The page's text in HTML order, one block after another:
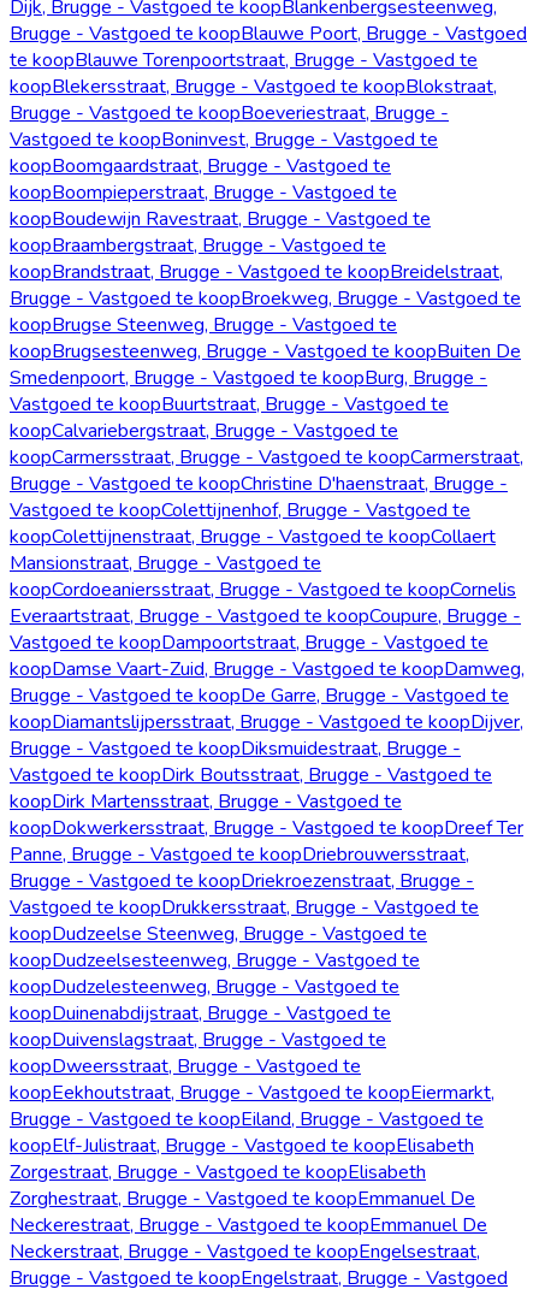
Dijk, Brugge - Vastgoed te koopBlankenbergsesteenweg,
Brugge - Vastgoed te koopBlauwe Poort, Brugge - Vastgoed
te koopBlauwe Torenpoortstraat, Brugge - Vastgoed te
koopBlekersstraat, Brugge - Vastgoed te koopBlokstraat,
Brugge - Vastgoed te koopBoeveriestraat, Brugge -
Vastgoed te koopBoninvest, Brugge - Vastgoed te
koopBoomgaardstraat, Brugge - Vastgoed te
koopBoompieperstraat, Brugge - Vastgoed te
koopBoudewijn Ravestraat, Brugge - Vastgoed te
koopBraambergstraat, Brugge - Vastgoed te
koopBrandstraat, Brugge - Vastgoed te koopBreidelstraat,
Brugge - Vastgoed te koopBroekweg, Brugge - Vastgoed te
koopBrugse Steenweg, Brugge - Vastgoed te
koopBrugsesteenweg, Brugge - Vastgoed te koopBuiten De
Smedenpoort, Brugge - Vastgoed te koopBurg, Brugge -
Vastgoed te koopBuurtstraat, Brugge - Vastgoed te
koopCalvariebergstraat, Brugge - Vastgoed te
koopCarmersstraat, Brugge - Vastgoed te koopCarmerstraat,
Brugge - Vastgoed te koopChristine D'haenstraat, Brugge -
Vastgoed te koopColettijnenhof, Brugge - Vastgoed te
koopColettijnenstraat, Brugge - Vastgoed te koopCollaert
Mansionstraat, Brugge - Vastgoed te
koopCordoeaniersstraat, Brugge - Vastgoed te koopCornelis
Everaartstraat, Brugge - Vastgoed te koopCoupure, Brugge -
Vastgoed te koopDampoortstraat, Brugge - Vastgoed te
koopDamse Vaart-Zuid, Brugge - Vastgoed te koopDamweg,
Brugge - Vastgoed te koopDe Garre, Brugge - Vastgoed te
koopDiamantslijpersstraat, Brugge - Vastgoed te koopDijver,
Brugge - Vastgoed te koopDiksmuidestraat, Brugge -
Vastgoed te koopDirk Boutsstraat, Brugge - Vastgoed te
koopDirk Martensstraat, Brugge - Vastgoed te
koopDokwerkersstraat, Brugge - Vastgoed te koopDreef Ter
Panne, Brugge - Vastgoed te koopDriebrouwersstraat,
Brugge - Vastgoed te koopDriekroezenstraat, Brugge -
Vastgoed te koopDrukkersstraat, Brugge - Vastgoed te
koopDudzeelse Steenweg, Brugge - Vastgoed te
koopDudzeelsesteenweg, Brugge - Vastgoed te
koopDudzelesteenweg, Brugge - Vastgoed te
koopDuinenabdijstraat, Brugge - Vastgoed te
koopDuivenslagstraat, Brugge - Vastgoed te
koopDweersstraat, Brugge - Vastgoed te
koopEekhoutstraat, Brugge - Vastgoed te koopEiermarkt,
Brugge - Vastgoed te koopEiland, Brugge - Vastgoed te
koopElf-Julistraat, Brugge - Vastgoed te koopElisabeth
Zorgestraat, Brugge - Vastgoed te koopElisabeth
Zorghestraat, Brugge - Vastgoed te koopEmmanuel De
Neckerestraat, Brugge - Vastgoed te koopEmmanuel De
Neckerstraat, Brugge - Vastgoed te koopEngelsestraat,
Brugge - Vastgoed te koopEngelstraat, Brugge - Vastgoed